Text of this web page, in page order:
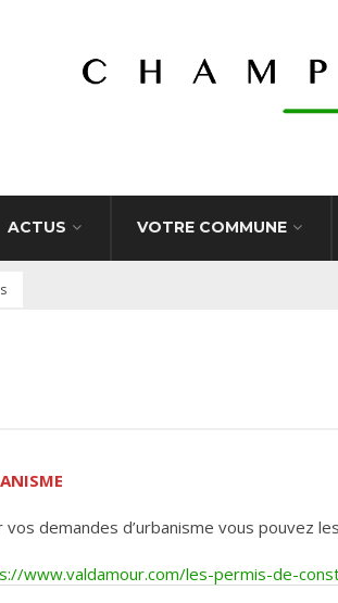
ACTUS VOTRE COMMUNE
vos demandes d’urbanisme vous pouvez
www.valdamour.com/les-permis-de-